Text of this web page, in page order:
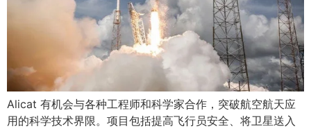
Alicat 有机会与各种工程师和科学家合作，突破航空航天应
用的科学技术界限。项目包括提高飞行员安全、将卫星送入